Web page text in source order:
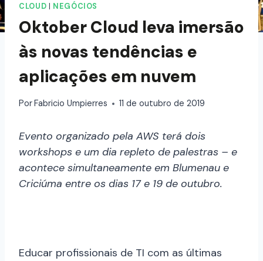
CLOUD NEGÓCIOS
Oktober Cloud leva imersão
às novas tendências e
aplicações em nuvem
Por Fabricio Umpierres 11 de outubro de 2019
Evento organizado pela AWS terá dois
workshops e um dia repleto de palestras – e
acontece simultaneamente em Blumenau e
Criciúma entre os dias 17 e 19 de outubro.
Educar profissionais de TI com as últimas